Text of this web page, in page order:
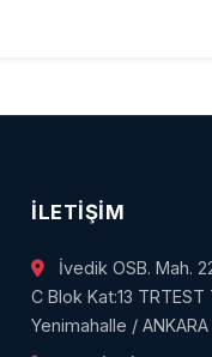
İLETIŞIM
İvedik OSB. Mah.
C Blok Kat:13
Yenimahalle / ANKARA